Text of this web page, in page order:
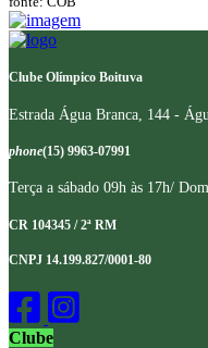
Clube Olímpico Boituva
Estrada Água Branca, 144 -
phone(15) 9963-07991
Terça a sábado 09h às 17h/
CR 104345 / 2ª RM
CNPJ 14.199.827/0001-80
Clube